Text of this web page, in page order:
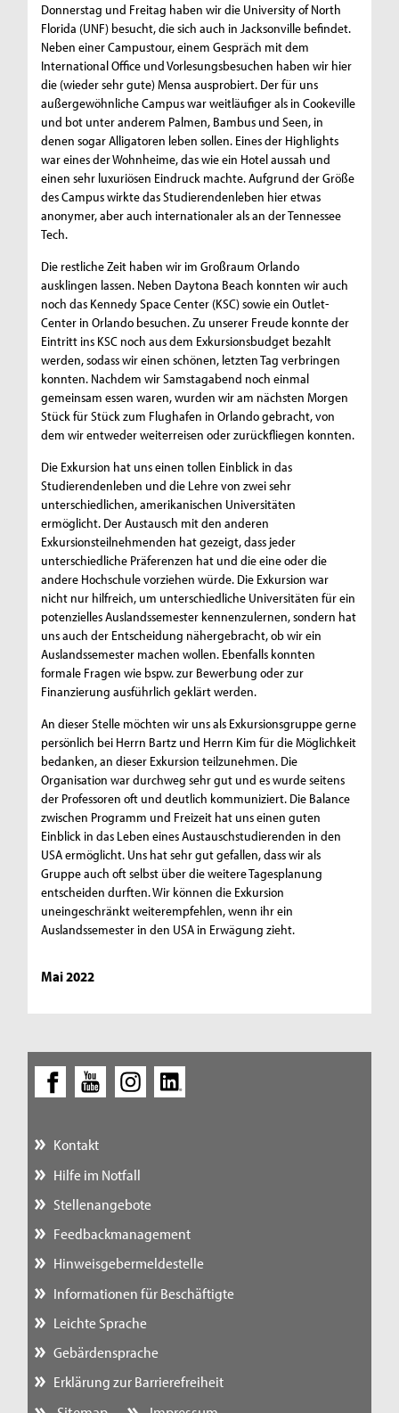
Donnerstag und Freitag haben wir die University of North
Florida (UNF) besucht, die sich auch in Jacksonville befindet.
Neben einer Campustour, einem Gespräch mit dem
International Office und Vorlesungsbesuchen haben wir hier
die (wieder sehr gute) Mensa ausprobiert. Der für uns
außergewöhnliche Campus war weitläufiger als in Cookeville
und bot unter anderem Palmen, Bambus und Seen, in
denen sogar Alligatoren leben sollen. Eines der Highlights
war eines der Wohnheime, das wie ein Hotel aussah und
einen sehr luxuriösen Eindruck machte. Aufgrund der Größe
des Campus wirkte das Studierendenleben hier etwas
anonymer, aber auch internationaler als an der Tennessee
Tech.
Die restliche Zeit haben wir im Großraum Orlando
ausklingen lassen. Neben Daytona Beach konnten wir auch
noch das Kennedy Space Center (KSC) sowie ein Outlet-
Center in Orlando besuchen. Zu unserer Freude konnte der
Eintritt ins KSC noch aus dem Exkursionsbudget bezahlt
werden, sodass wir einen schönen, letzten Tag verbringen
konnten. Nachdem wir Samstagabend noch einmal
gemeinsam essen waren, wurden wir am nächsten Morgen
Stück für Stück zum Flughafen in Orlando gebracht, von
dem wir entweder weiterreisen oder zurückfliegen konnten.
Die Exkursion hat uns einen tollen Einblick in das
Studierendenleben und die Lehre von zwei sehr
unterschiedlichen, amerikanischen Universitäten
ermöglicht. Der Austausch mit den anderen
Exkursionsteilnehmenden hat gezeigt, dass jeder
unterschiedliche Präferenzen hat und die eine oder die
andere Hochschule vorziehen würde. Die Exkursion war
nicht nur hilfreich, um unterschiedliche Universitäten für ein
potenzielles Auslandssemester kennenzulernen, sondern hat
uns auch der Entscheidung nähergebracht, ob wir ein
Auslandssemester machen wollen. Ebenfalls konnten
formale Fragen wie bspw. zur Bewerbung oder zur
Finanzierung ausführlich geklärt werden.
An dieser Stelle möchten wir uns als Exkursionsgruppe gerne
persönlich bei Herrn Bartz und Herrn Kim für die Möglichkeit
bedanken, an dieser Exkursion teilzunehmen. Die
Organisation war durchweg sehr gut und es wurde seitens
der Professoren oft und deutlich kommuniziert. Die Balance
zwischen Programm und Freizeit hat uns einen guten
Einblick in das Leben eines Austauschstudierenden in den
USA ermöglicht. Uns hat sehr gut gefallen, dass wir als
Gruppe auch oft selbst über die weitere Tagesplanung
entscheiden durften. Wir können die Exkursion
uneingeschränkt weiterempfehlen, wenn ihr ein
Auslandssemester in den USA in Erwägung zieht.
Mai 2022
Kontakt
Hilfe im Notfall
Stellenangebote
Feedbackmanagement
Hinweisgebermeldestelle
Informationen für Beschäftigte
Leichte Sprache
Gebärdensprache
Erklärung zur Barrierefreiheit